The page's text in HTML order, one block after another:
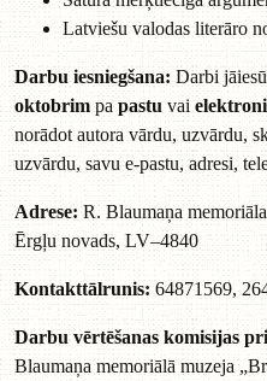
Latviešu valodas literāro
Darbu iesniegšana:Darbi
oktobrimpapastuvai
norādot autora vārdu, uzvārdu,
uzvārdu, savu e-pastu, adresi,
Adrese:R. Blaumaņa
Ērgļu novads, LV–4840
Kontakttālrunis: 64871569,
Darbu vērtēšanas komisijas
Blaumaņa memoriālā muzeja